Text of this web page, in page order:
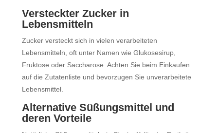
Versteckter Zucker in
Lebensmitteln
Zucker versteckt sich in vielen verarbeiteten
Lebensmitteln, oft unter Namen wie Glukosesirup,
Fruktose oder Saccharose. Achten Sie beim Einkaufen
auf die Zutatenliste und bevorzugen Sie unverarbeitete
Lebensmittel.
Alternative Süßungsmittel und
deren Vorteile